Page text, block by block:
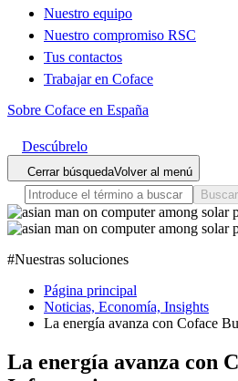
Nuestro equipo
Nuestro compromiso RSC
Tus contactos
Trabajar en Coface
Sobre Coface en España
Descúbrelo
Cerrar búsquedaVolver al menú
Buscar
#Nuestras soluciones
Página principal
Noticias, Economía, Insights
La energía avanza con Coface
La energía avanza con